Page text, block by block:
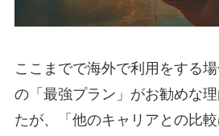
ここまでで海外で利用をする
の「最強プラン」がお勧めな
たが、「他のキャリアとの比